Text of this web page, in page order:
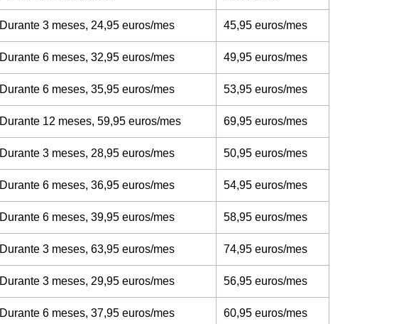
Durante 3 meses, 24,95 euros/mes 45,95 euros/mes
Durante 6 meses, 32,95 euros/mes 49,95 euros/mes
Durante 6 meses, 35,95 euros/mes 53,95 euros/mes
Durante 12 meses, 59,95 euros/mes 69,95 euros/mes
Durante 3 meses, 28,95 euros/mes 50,95 euros/mes
Durante 6 meses, 36,95 euros/mes 54,95 euros/mes
Durante 6 meses, 39,95 euros/mes 58,95 euros/mes
Durante 3 meses, 63,95 euros/mes 74,95 euros/mes
Durante 3 meses, 29,95 euros/mes 56,95 euros/mes
Durante 6 meses, 37,95 euros/mes 60,95 euros/mes